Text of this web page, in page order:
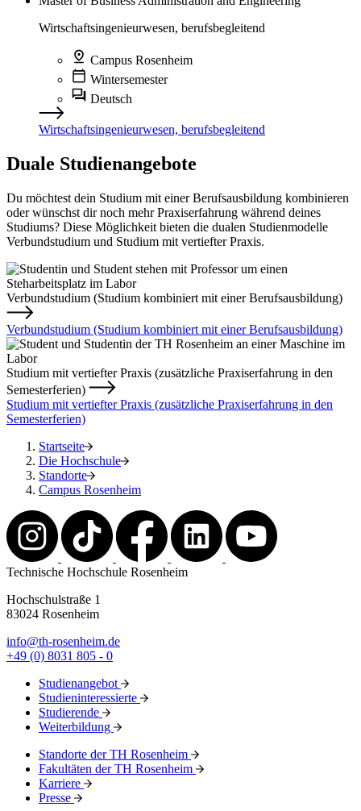
Wirtschaftsingenieurwesen, berufsbegleitend
Campus Rosenheim
Wintersemester
Deutsch
Wirtschaftsingenieurwesen, berufsbegleitend
Duale Studienangebote
Du möchtest dein Studium mit einer Berufsausbildung kombinieren
oder wünschst dir noch mehr Praxiserfahrung während deines
Studiums? Diese Möglichkeit bieten die dualen Studienmodelle
Verbundstudium und Studium mit vertiefter Praxis.
Verbundstudium (Studium kombiniert mit einer Berufsausbildung)
Verbundstudium (Studium kombiniert mit einer Berufsausbildung)
Studium mit vertiefter Praxis (zusätzliche Praxiserfahrung in den
Semesterferien)
Studium mit vertiefter Praxis (zusätzliche Praxiserfahrung in den
Semesterferien)
Startseite
Die Hochschule
Standorte
Campus Rosenheim
Technische Hochschule Rosenheim
Hochschulstraße 1
83024 Rosenheim
info@th-rosenheim.de
+49 (0) 8031 805 - 0
Studienangebot
Studieninteressierte
Studierende
Weiterbildung
Standorte der TH Rosenheim
Fakultäten der TH Rosenheim
Karriere
Presse